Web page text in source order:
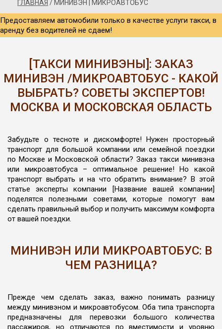
ГЛАВНАЯ / МИНИВЭН | МИКРОАВТОБУС
Предоставляем автомобили только в качестве услуги такси, в
аренду без водителей не сдаем!
[ТАКСИ МИНИВЭНЫ]: ЗАКАЗ
МИНИВЭН /МИКРОАВТОБУС - КАКОЙ
ВЫБРАТЬ? СОВЕТЫ ЭКСПЕРТОВ!
МОСКВА И МОСКОВСКАЯ ОБЛАСТЬ
Забудьте о тесноте и дискомфорте! Нужен просторный
транспорт для большой компании или семейной поездки
по Москве и Московской области? Заказ такси минивэна
или микроавтобуса – оптимальное решение! Но какой
транспорт выбрать и на что обратить внимание? В этой
статье эксперты компании [Название вашей компании]
поделятся полезными советами, которые помогут вам
сделать правильный выбор и получить максимум комфорта
от вашей поездки.
МИНИВЭН ИЛИ МИКРОАВТОБУС: В
ЧЕМ РАЗНИЦА?
Прежде чем сделать заказ, важно понимать разницу
между минивэном и микроавтобусом. Оба типа транспорта
предназначены для перевозки большого количества
пассажиров, но отличаются по вместимости и уровню